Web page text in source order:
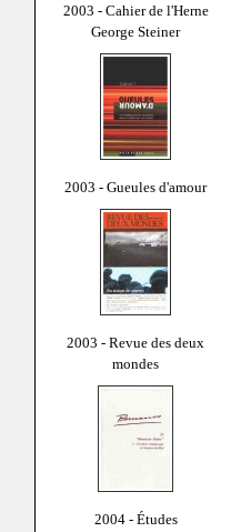
2003 - Cahier de l'Herne
George Steiner
2003 - Gueules d'amour
2003 - Revue des deux
mondes
2004 - Études